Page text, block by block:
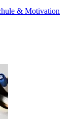
& Motivation